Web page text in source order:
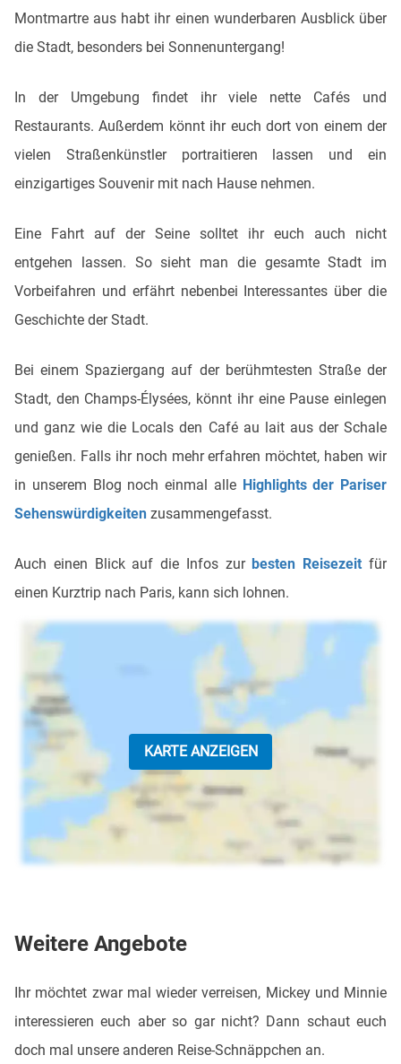
Montmartre aus habt ihr einen wunderbaren Ausblick über
die Stadt, besonders bei Sonnenuntergang!
In der Umgebung findet ihr viele nette Cafés und
Restaurants. Außerdem könnt ihr euch dort von einem der
vielen Straßenkünstler portraitieren lassen und ein
einzigartiges Souvenir mit nach Hause nehmen.
Eine Fahrt auf der Seine solltet ihr euch auch nicht
entgehen lassen. So sieht man die gesamte Stadt im
Vorbeifahren und erfährt nebenbei Interessantes über die
Geschichte der Stadt.
Bei einem Spaziergang auf der berühmtesten Straße der
Stadt, den Champs-Élysées, könnt ihr eine Pause einlegen
und ganz wie die Locals den Café au lait aus der Schale
genießen. Falls ihr noch mehr erfahren möchtet, haben wir
in unserem Blog noch einmal alle Highlights der Pariser
Sehenswürdigkeiten zusammengefasst.
Auch einen Blick auf die Infos zurbesten Reisezeit für
einen Kurztrip nach Paris, kann sich lohnen.
KARTE ANZEIGEN
Weitere Angebote
Ihr möchtet zwar mal wieder verreisen, Mickey und Minnie
interessieren euch aber so gar nicht? Dann schaut euch
doch mal unsere anderen Reise-Schnäppchen an.